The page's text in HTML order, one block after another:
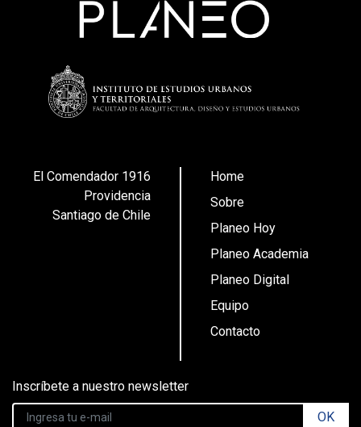
El Comendador 1916
Providencia
Santiago de Chile
Home
Sobre
Planeo Hoy
Planeo Academia
Planeo Digital
Equipo
Contacto
Inscríbete a nuestro newsletter
OK